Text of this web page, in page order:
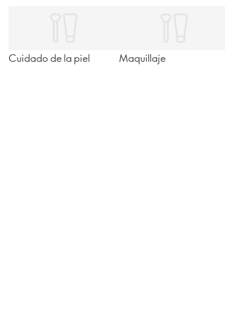
Cuidado de la piel Maquillaje